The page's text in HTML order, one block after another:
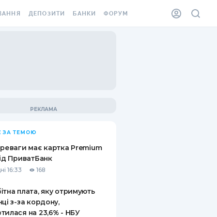
ВІНЬЄТКА
ВІД
ВИПАДКІВ
ДЕПОЗИТИ
ПИТАННЯ ТА ВІДПОВІДІ
ПУТІВНИКИ ПО
БАНКИ ФОРУМ
ЗА ТЕМОЮ
має картка Premium
ПриватБанк
16:33 168
плата, яку отримують
з-за кордону,
на 23,6% - НБУ